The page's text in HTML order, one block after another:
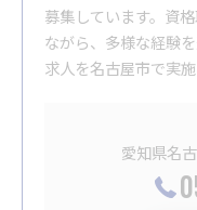
募集しています。資
ながら、多様な経験
求人を名古屋市で実施
愛知県名